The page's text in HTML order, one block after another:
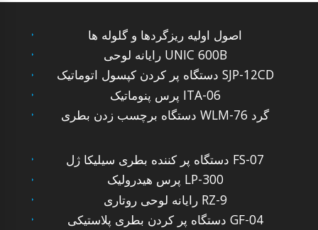
اصول اولیه ریزگردها و گلوله ها
رایانه لوحی UNIC 600B
دستگاه پر کردن کپسول اتوماتیک SJP-12CD
پرس پنوماتیک ITA-06
دستگاه برچسب زدن بطری WLM-76 گرد
دستگاه پر کننده بطری سیلیکا ژل FS-07
پرس هیدرولیک LP-300
رایانه لوحی روتاری RZ-9
دستگاه پر کردن بطری پلاستیکی GF-04